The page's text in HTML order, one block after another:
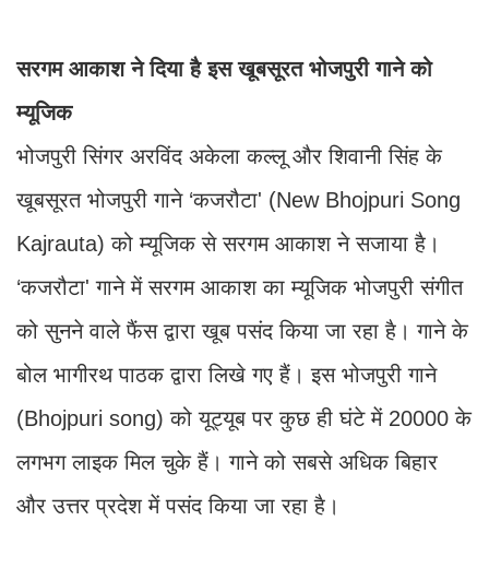
सरगम आकाश ने दिया है इस खूबसूरत भोजपुरी गाने को
म्यूजिक
भोजपुरी सिंगर अरविंद अकेला कल्लू और शिवानी सिंह के
खूबसूरत भोजपुरी गाने ‘कजरौटा' (New Bhojpuri Song
Kajrauta) को म्यूजिक से सरगम आकाश ने सजाया है।
‘कजरौटा' गाने में सरगम आकाश का म्यूजिक भोजपुरी संगीत
को सुनने वाले फैंस द्वारा खूब पसंद किया जा रहा है। गाने के
बोल भागीरथ पाठक द्वारा लिखे गए हैं। इस भोजपुरी गाने
(Bhojpuri song) को यूट्यूब पर कुछ ही घंटे में 20000 के
लगभग लाइक मिल चुके हैं। गाने को सबसे अधिक बिहार
और उत्तर प्रदेश में पसंद किया जा रहा है।